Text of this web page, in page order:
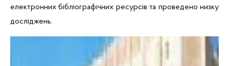
електронних бібліографічних ресурсів та проведено низку
досліджень.